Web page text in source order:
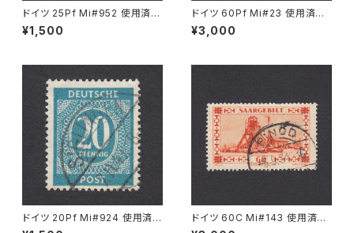
ドイツ 25Pf Mi#952 使用済み
切手｜MERKERSHAUSEN 14.
2.1948
¥1,500
ドイツ 60Pf Mi#23 使用済み
切手｜PONISCHOWITZ 22.1
1.1921
¥3,000
ドイツ 20Pf Mi#924 使用済み
切手｜SIGLINGEN 7.11.1947
ドイツ 60C Mi#143 使用済み
切手｜EINÖD 8.9.1934